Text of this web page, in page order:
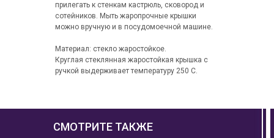
прилегать к стенкам кастрюль, сковород и
сотейников. Мыть жаропрочные крышки
можно вручную и в посудомоечной машине.
Материал: стекло жаростойкое.
Круглая стеклянная жаростойкая крышка с
ручкой выдерживает температуру 250 С.
СМОТРИТЕ ТАКЖЕ